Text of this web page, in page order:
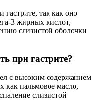
так как оно
3 жирных кислот,
слизистой оболочки
при гастрите?
с высоким содержанием
пальмовое масло,
слизистой